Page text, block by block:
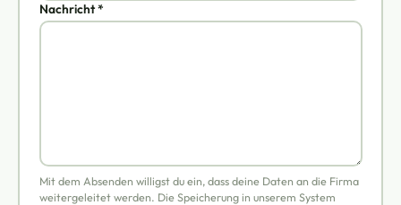
Nachricht *
Mit dem Absenden willigst du ein, dass deine Daten an die Firma
weitergeleitet werden. Die Speicherung in unserem System